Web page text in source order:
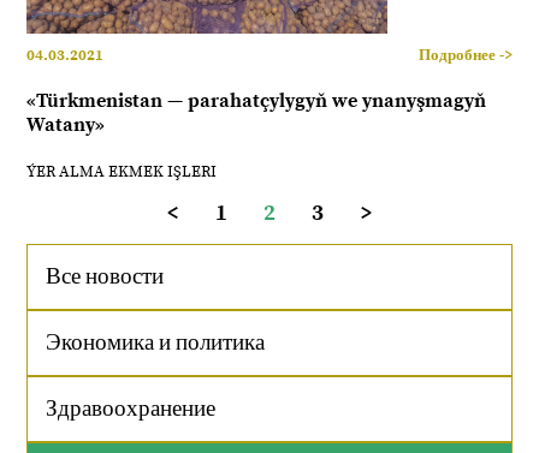
04.03.2021 Подробнее ->
«Türkmenistan — parahatçylygyň we ynanyşmagyň
Watany»
ÝER ALMA EKMEK IŞLERI
< 1 2 3 >
Все новости
Экономика и политика
Здравоохранение